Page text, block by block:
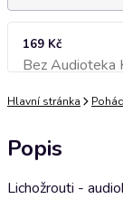
169 Kč
Bez Audioteka
Hlavní stránka
Popis
Lichožrouti -